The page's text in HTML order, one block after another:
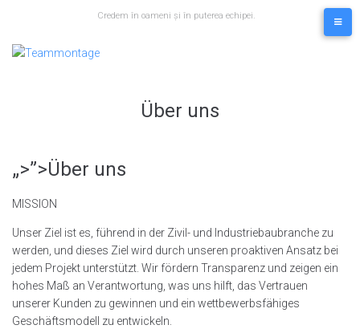
content
Credem în oameni și în puterea echipei.
Über uns
„>”>Über uns
MISSION
Unser Ziel ist es, führend in der Zivil- und Industriebaubranche zu
werden, und dieses Ziel wird durch unseren proaktiven Ansatz bei
jedem Projekt unterstützt. Wir fördern Transparenz und zeigen ein
hohes Maß an Verantwortung, was uns hilft, das Vertrauen
unserer Kunden zu gewinnen und ein wettbewerbsfähiges
Geschäftsmodell zu entwickeln.